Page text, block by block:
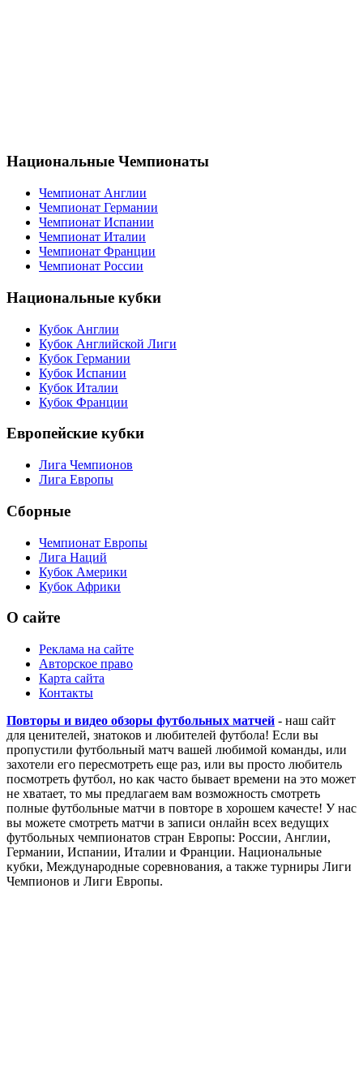
Национальные Чемпионаты
Чемпионат Англии
Чемпионат Германии
Чемпионат Испании
Чемпионат Италии
Чемпионат Франции
Чемпионат России
Национальные кубки
Кубок Англии
Кубок Английской Лиги
Кубок Германии
Кубок Испании
Кубок Италии
Кубок Франции
Европейские кубки
Лига Чемпионов
Лига Европы
Сборные
Чемпионат Европы
Лига Наций
Кубок Америки
Кубок Африки
О сайте
Реклама на сайте
Авторское право
Карта сайта
Контакты
Повторы и видео обзоры футбольных матчей - наш сайт
для ценителей, знатоков и любителей футбола! Если вы
пропустили футбольный матч вашей любимой команды, или
захотели его пересмотреть еще раз, или вы просто любитель
посмотреть футбол, но как часто бывает времени на это может
не хватает, то мы предлагаем вам возможность смотреть
полные футбольные матчи в повторе в хорошем качесте! У нас
вы можете смотреть матчи в записи онлайн всех ведущих
футбольных чемпионатов стран Европы: России, Англии,
Германии, Испании, Италии и Франции. Национальные
кубки, Международные соревнования, а также турниры Лиги
Чемпионов и Лиги Европы.